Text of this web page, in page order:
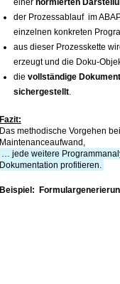
einernormierten
der Prozessablauf im
einzelnen konkreten
aus dieser Prozesskette
erzeugt und die Doku-
dievollständige
sichergestellt.
Fazit:
Das methodische Vorgehen
Maintenanceaufwand,
… jede weitere
Dokumentation profitieren.
Beispiel: